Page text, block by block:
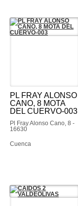
PL FRAY ALONSO
CANO, 8 MOTA
DEL CUERVO-003
Pl Fray Alonso Cano, 8 -
16630
Cuenca